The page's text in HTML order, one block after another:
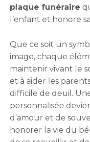
plaque funéraire
l’enfant et honore
Que ce soit un
image, chaque
maintenir vivant le
et à aider les
difficile de deuil.
personnalisée
d’amour et de
honorer la vie du